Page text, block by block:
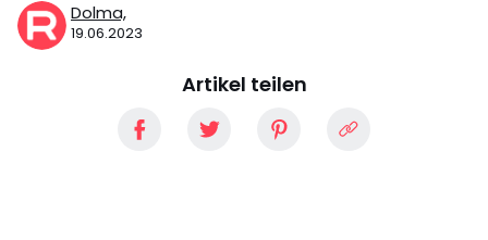
Dolma,
19.06.2023
Artikel teilen